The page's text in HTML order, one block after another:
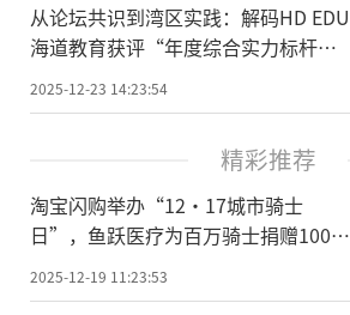
从论坛共识到湾区实践：解码HD EDU
海道教育获评“年度综合实力标杆品
2025-12-23 14:23:54
精彩推荐
淘宝闪购举办“12·17城市骑士
日”，鱼跃医疗为百万骑士捐赠100万
份爱心医疗包
2025-12-19 11:23:53